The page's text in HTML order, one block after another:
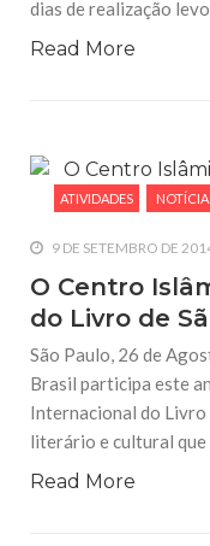
dias de realização
Read More
ATIVIDADES
9 DE SETEMBRO DE
O Centro
do Livro de
São Paulo, 26 de
Brasil participa este
Internacional do Livro
literário e cultural que
Read More